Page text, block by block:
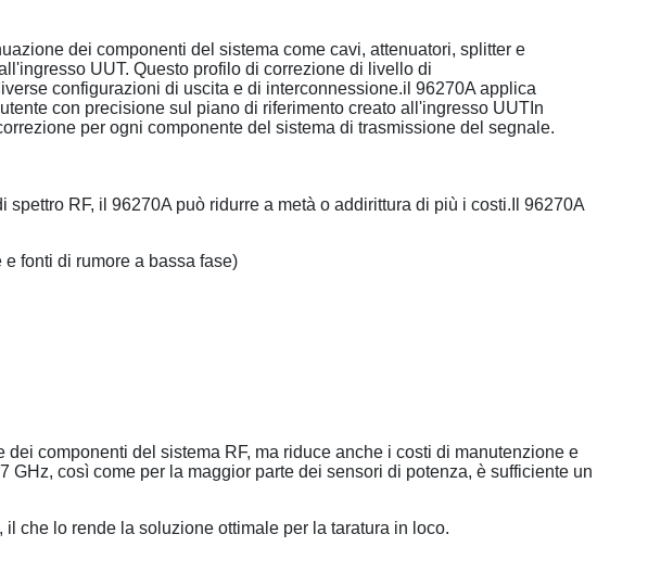
dei componenti del sistema come cavi, attenuatori, splitter e
UUT. Questo profilo di correzione di livello di
configurazioni di uscita e di interconnessione.il 96270A applica
con precisione sul piano di riferimento creato all'ingresso UUTIn
per ogni componente del sistema di trasmissione del segnale.
RF, il 96270A può ridurre a metà o addirittura di più i costi.Il 96270A
fonti di rumore a bassa fase)
componenti del sistema RF, ma riduce anche i costi di manutenzione e
così come per la maggior parte dei sensori di potenza, è sufficiente un
che lo rende la soluzione ottimale per la taratura in loco.